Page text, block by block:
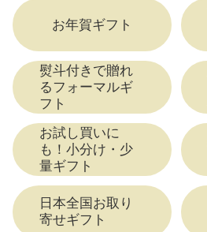
お年賀ギフト
熨斗付きで贈れ
るフォーマルギ
フト
お試し買いに
も！小分け・少
量ギフト
日本全国お取り
寄せギフト